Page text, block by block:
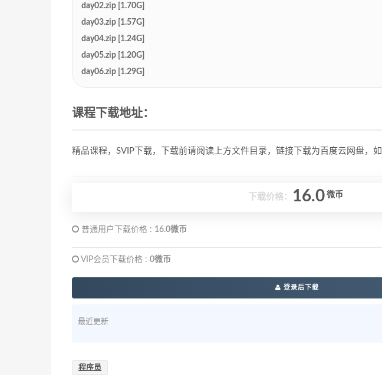
day02.zip [1.70G]
day03.zip [1.57G]
day04.zip [1.24G]
day05.zip [1.20G]
day06.zip [1.29G]
课程下载地址：
精品课程，SVIP下载，下载前请阅读上方文件目录，链接下载为百度云网盘，
下载价格： 16.0 微币
普通用户下载价格 : 16.0微币
VIP会员下载价格 : 0微币
登录后下载
最近更新
程序员